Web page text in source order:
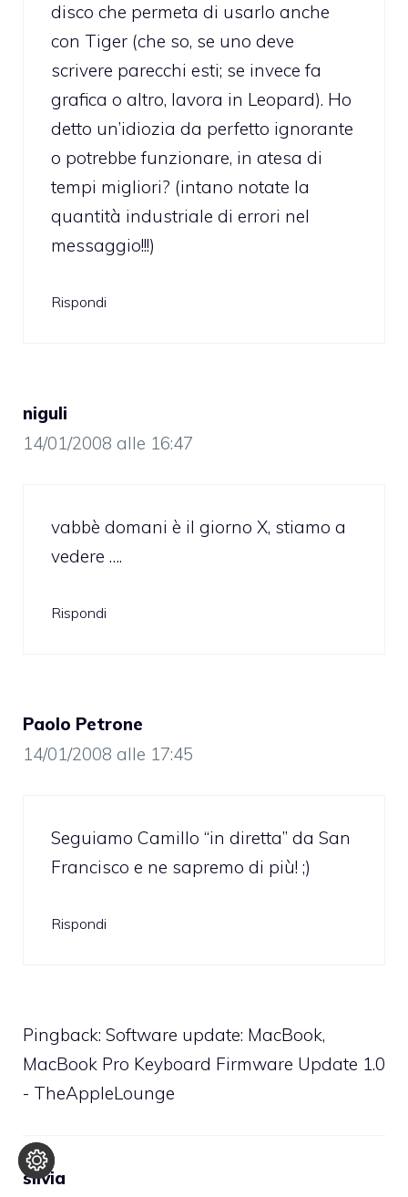
disco che permeta di usarlo anche
con Tiger (che so, se uno deve
scrivere parecchi esti; se invece fa
grafica o altro, lavora in Leopard). Ho
detto un’idiozia da perfetto ignorante
o potrebbe funzionare, in atesa di
tempi migliori? (intano notate la
quantità industriale di errori nel
messaggio!!!)
Rispondi
niguli
14/01/2008 alle 16:47
vabbè domani è il giorno X, stiamo a
vedere ….
Rispondi
Paolo Petrone
14/01/2008 alle 17:45
Seguiamo Camillo “in diretta” da San
Francisco e ne sapremo di più! ;)
Rispondi
Pingback: Software update: MacBook,
MacBook Pro Keyboard Firmware Update 1.0
- TheAppleLounge
silvia